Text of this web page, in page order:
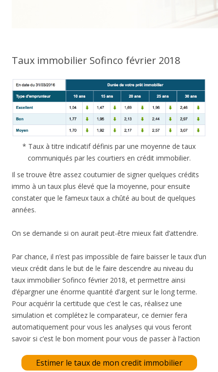
Taux immobilier Sofinco février 2018
* Taux à titre indicatif définis par une moyenne de taux
communiqués par les courtiers en crédit immobilier.
Il se trouve être assez coutumier de signer quelques crédits
immo à un taux plus élevé que la moyenne, pour ensuite
constater que le fameux taux a chûté au bout de quelques
années.
On se demande si on aurait peut-être mieux fait d’attendre.
Par chance, il n’est pas impossible de faire baisser le taux d’un
vieux crédit dans le but de le faire descendre au niveau du
taux immobilier Sofinco février 2018, et permettre ainsi
d’épargner une énorme quantité d’argent sur le long terme.
Pour acquérir la certitude que c’est le cas, réalisez une
simulation et complétez le comparateur, ce dernier fera
automatiquement pour vous les analyses qui vous feront
savoir si c’est le bon moment pour vous de passer à l’action
Estimer le taux de mon credit immobilier